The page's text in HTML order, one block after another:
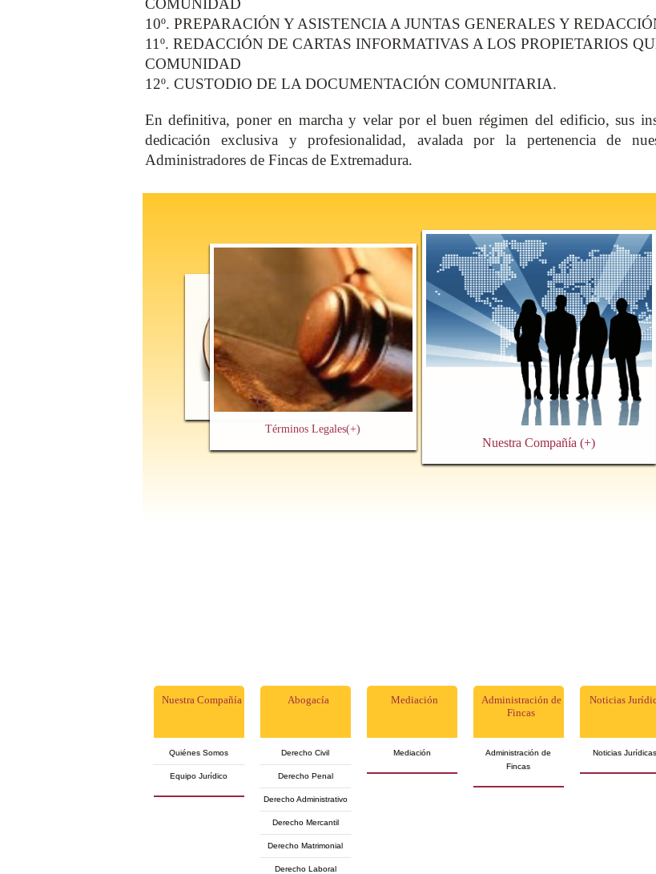
COMUNIDAD
10º. PREPARACIÓN Y ASISTENCIA A JUNTAS GENERALES Y
11º. REDACCIÓN DE CARTAS INFORMATIVAS A LOS PROPIETARIOS
COMUNIDAD
12º. CUSTODIO DE LA DOCUMENTACIÓN COMUNITARIA.
En definitiva, poner en marcha y velar por el buen régimen del edificio, sus
dedicación exclusiva y profesionalidad, avalada por la pertenencia de
Administradores de Fincas de Extremadura.
Nuestra Compañía (+)
Contacto y Cita Previa(+)
Términos Legales(+)
Nuestra Compañía
Quiénes Somos
Equipo Jurídico
Abogacía
Derecho Civil
Derecho Penal
Derecho Administrativo
Derecho Mercantil
Derecho Matrimonial
Derecho Laboral
Mediación
Mediación
Administración de
Fincas
Administración de
Fincas
Noticias
Noticias Jurídicas